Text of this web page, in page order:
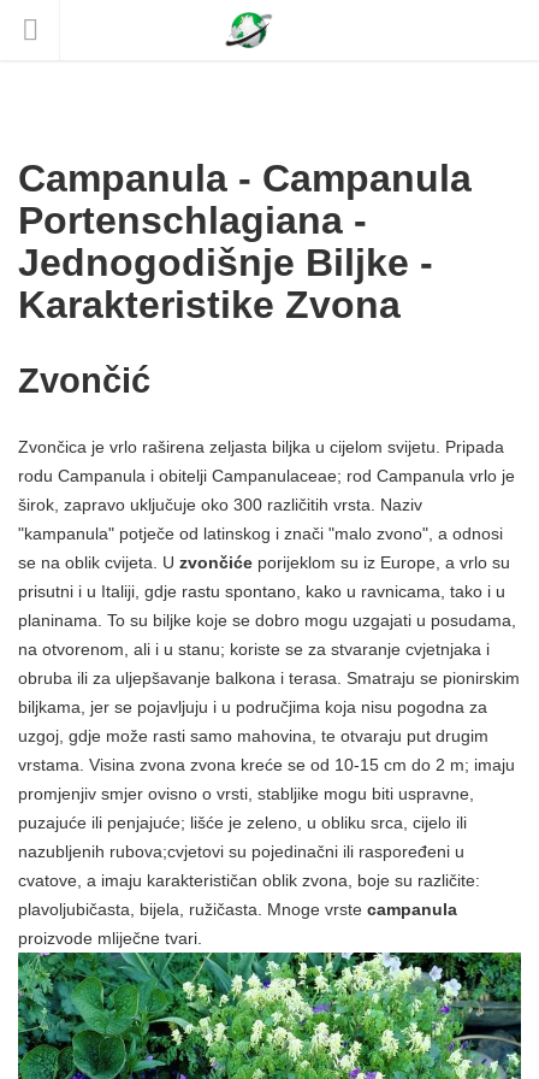
Campanula - Campanula
Portenschlagiana -
Jednogodišnje Biljke -
Karakteristike Zvona
Zvončić
Zvončica je vrlo raširena zeljasta biljka u cijelom svijetu. Pripada
rodu Campanula i obitelji Campanulaceae; rod Campanula vrlo je
širok, zapravo uključuje oko 300 različitih vrsta. Naziv
"kampanula" potječe od latinskog i znači "malo zvono", a odnosi
se na oblik cvijeta. U zvončiće porijeklom su iz Europe, a vrlo su
prisutni i u Italiji, gdje rastu spontano, kako u ravnicama, tako i u
planinama. To su biljke koje se dobro mogu uzgajati u posudama,
na otvorenom, ali i u stanu; koriste se za stvaranje cvjetnjaka i
obruba ili za uljepšavanje balkona i terasa. Smatraju se pionirskim
biljkama, jer se pojavljuju i u područjima koja nisu pogodna za
uzgoj, gdje može rasti samo mahovina, te otvaraju put drugim
vrstama. Visina zvona zvona kreće se od 10-15 cm do 2 m; imaju
promjenjiv smjer ovisno o vrsti, stabljike mogu biti uspravne,
puzajuće ili penjajuće; lišće je zeleno, u obliku srca, cijelo ili
nazubljenih rubova;cvjetovi su pojedinačni ili raspoređeni u
cvatove, a imaju karakterističan oblik zvona, boje su različite:
plavoljubičasta, bijela, ružičasta. Mnoge vrste campanula
proizvode mliječne tvari.